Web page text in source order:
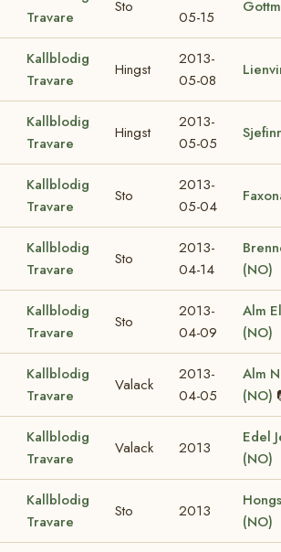
Travare
Sto
05-15
Kallblodig
Travare
Hingst
2013-
05-08
Kallblodig
Travare
Hingst
2013-
05-05
Kallblodig
Travare
Sto
2013-
05-04
Kallblodig
Travare
Sto
2013-
04-14
(NO)
Kallblodig
Travare
Sto
2013-
04-09
Alm
(NO)
Kallblodig
Travare
Valack
2013-
04-05
Alm
(NO)
Kallblodig
Travare
Valack 2013
Edel
(NO)
Kallblodig
Travare
Sto 2013
(NO)